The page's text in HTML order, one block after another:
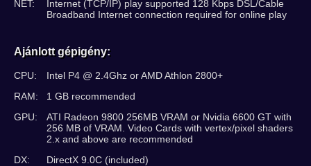
NET:
Internet (TCP/IP) play supported 128 Kbps DSL/Cable
Broadband Internet connection required for online play
Ajánlott gépigény:
CPU:
Intel P4 @ 2.4Ghz or AMD Athlon 2800+
RAM:
1 GB recommended
GPU:
ATI Radeon 9800 256MB VRAM or Nvidia 6600 GT with
256 MB of VRAM. Video Cards with vertex/pixel shaders
2.x and above are recommended
DX:
DirectX 9.0C (included)